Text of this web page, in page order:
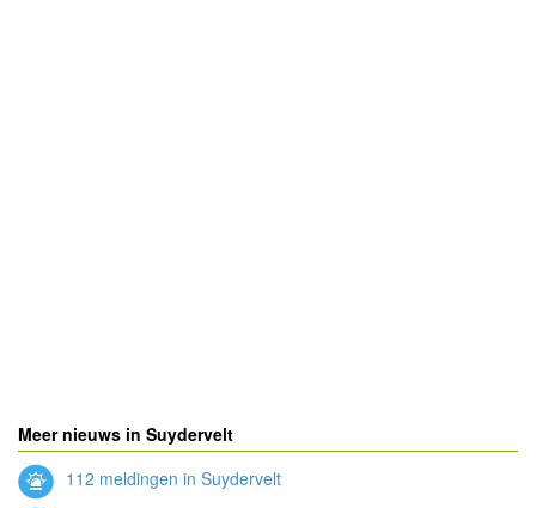
Meer nieuws in Suydervelt
112 meldingen in Suydervelt